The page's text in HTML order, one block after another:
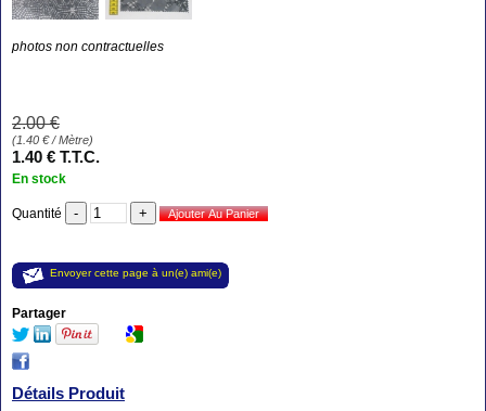
photos non contractuelles
2.00 €
(1.40 €/ Mètre)
1.40 € T.T.C.
En stock
Quantité
Envoyer cette page à un(e) ami(e)
Partager
Détails Produit